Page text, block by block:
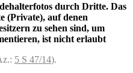
durch Dritte. Das
(Private), auf denen
zu sehen sind, um
ist nicht erlaubt
5 S 47/14).